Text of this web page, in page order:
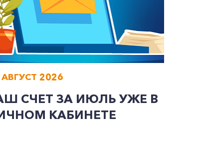
2026
СЧЕТ ЗА ИЮЛЬ УЖЕ В
КАБИНЕТЕ